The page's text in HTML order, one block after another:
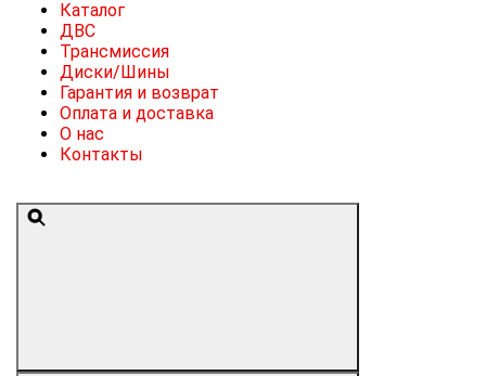
Каталог
ДВС
Трансмиссия
Диски/Шины
Гарантия и возврат
Оплата и доставка
О нас
Контакты